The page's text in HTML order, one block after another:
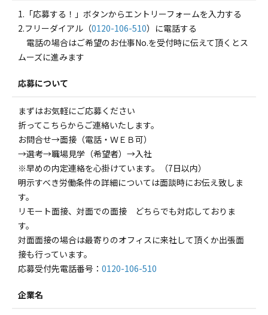
1.「応募する！」ボタンからエントリーフォームを入力する
2.フリーダイアル（0120-106-510）に電話する
電話の場合はご希望のお仕事No.を受付時に伝えて頂くとス
ムーズに進みます
応募について
まずはお気軽にご応募ください
折ってこちらからご連絡いたします。
お問合せ→面接（電話・ＷＥＢ可）
→選考→職場見学（希望者）→入社
※早めの内定連絡を心掛けています。（7日以内）
明示すべき労働条件の詳細については面談時にお伝え致しま
す。
リモート面接、対面での面接 どちらでも対応しておりま
す。
対面面接の場合は最寄りのオフィスに来社して頂くか出張面
接も行っています。
応募受付先電話番号： 0120-106-510
企業名